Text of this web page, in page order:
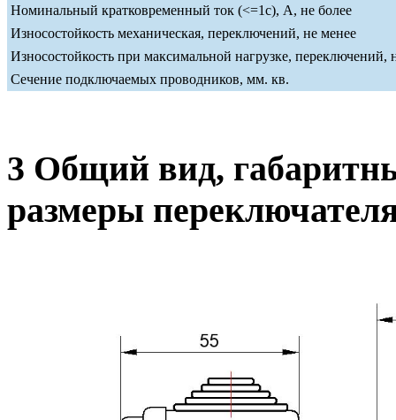
Номинальный кратковременный ток (<=1c), А, не более
Износостойкость механическая, переключений, не менее
Износостойкость при максимальной нагрузке, переключений,
Сечение подключаемых проводников, мм. кв.
3 Общий вид,
размеры